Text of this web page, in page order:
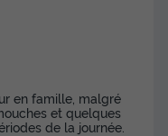
Réfrigérateur
en famille, malgré
et quelques
de la journée.